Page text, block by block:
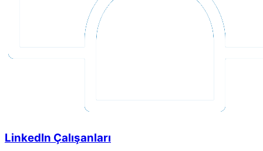
LinkedIn Çalışanları